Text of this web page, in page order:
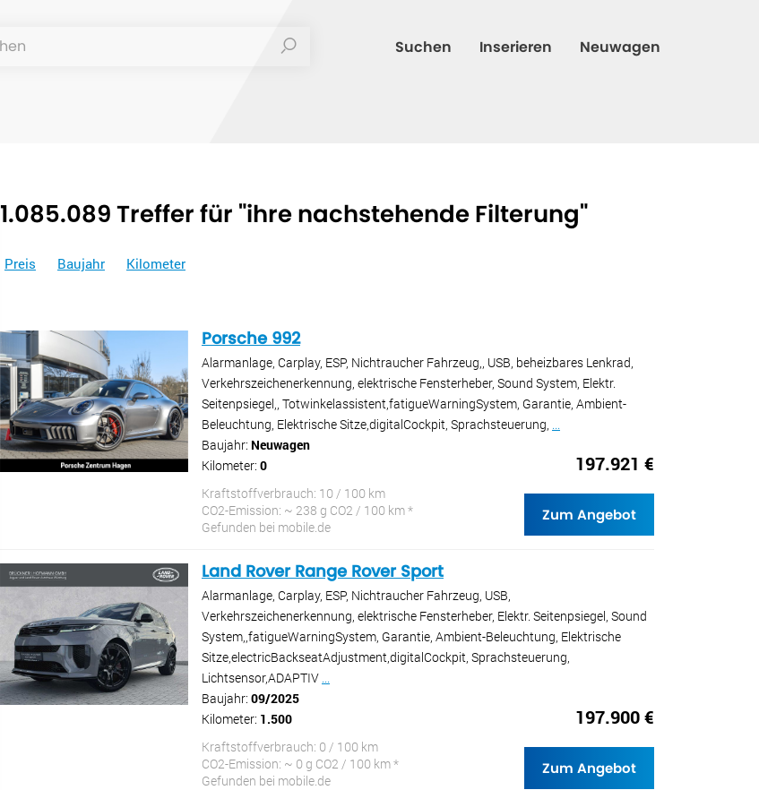
Suchen Inserieren Neuwagen
1.085.089 Treffer für "ihre nachstehende Filterung"
Preis Baujahr Kilometer
Porsche 992
Alarmanlage, Carplay, ESP, Nichtraucher Fahrzeug,, USB, beheizbares Lenkrad,
Verkehrszeichenerkennung, elektrische Fensterheber, Sound System, Elektr.
Seitenpsiegel,, Totwinkelassistent,fatigueWarningSystem, Garantie, Ambient-
Beleuchtung, Elektrische Sitze,digitalCockpit, Sprachsteuerung, ...
Baujahr: Neuwagen
Kilometer: 0
Kraftstoffverbrauch: 10 / 100 km
CO2-Emission: ~ 238 g CO2 / 100 km *
Gefunden bei mobile.de
197.921 €
Zum Angebot
Land Rover Range Rover Sport
Alarmanlage, Carplay, ESP, Nichtraucher Fahrzeug, USB,
Verkehrszeichenerkennung, elektrische Fensterheber, Elektr. Seitenpsiegel, Sound
System,,fatigueWarningSystem, Garantie, Ambient-Beleuchtung, Elektrische
Sitze,electricBackseatAdjustment,digitalCockpit, Sprachsteuerung,
Lichtsensor,ADAPTIV ...
Baujahr: 09/2025
Kilometer: 1.500
Kraftstoffverbrauch: 0 / 100 km
CO2-Emission: ~ 0 g CO2 / 100 km *
Gefunden bei mobile.de
197.900 €
Zum Angebot